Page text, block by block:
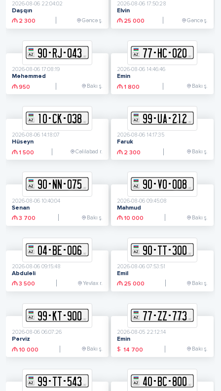
2026-08-06 22:04:02
Daşqın
2 300
Gəncə ş.
2026-08-06 17:50:28
Elvin
25 000
Gəncə ş.
90-RJ-043
2026-08-06 17:08:19
Məhəmməd
950
Bakı ş.
77-HC-020
2026-08-06 14:46:46
Emin
1 800
Bakı ş.
10-CK-038
2026-08-06 14:18:07
Hüseyn
1 500
Cəlilabad r.
99-UA-212
2026-08-06 14:17:35
Faruk
2 300
Bakı ş.
90- N N -075
2026-08-06 10:40:04
Senan
3 700
Bakı ş.
90-VO-008
2026-08-06 09:45:08
Mahmud
10 000
Bakı ş.
04-BE-006
2026-08-06 09:15:48
Abduləli
3 500
Yevlax r.
90-TT-300
2026-08-06 07:53:51
Emil
25 000
Bakı ş.
99- KT-900
2026-08-06 06:07:26
Pərviz
10 000
Bakı ş.
77-ZZ-773
2026-08-05 22:12:14
Emin
$ 14 700 Bakı ş.
99-TT-543 40- BC-800